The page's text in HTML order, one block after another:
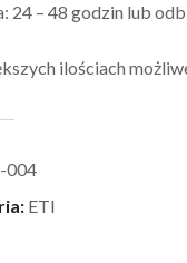
24 – 48 godzin lub
ilościach
004
ETI